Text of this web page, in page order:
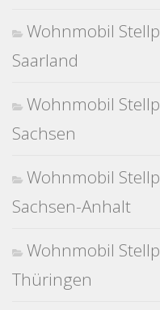
Wohnmobil
Saarland
Wohnmobil
Sachsen
Wohnmobil
Sachsen-Anhalt
Wohnmobil
Thüringen